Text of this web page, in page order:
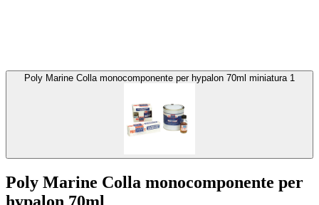
Poly Marine Colla monocomponente per hypalon 70ml miniatura 1
Poly Marine Colla monocomponente per
hypalon 70ml